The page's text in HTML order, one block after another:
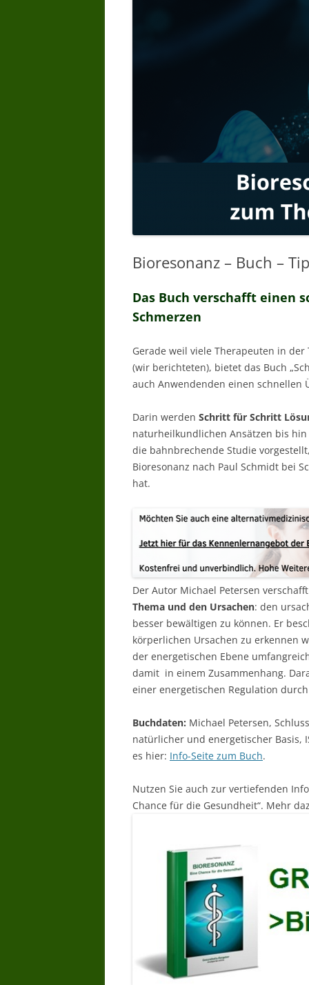
ERFAHRUNG
BIORESONANZ WAS WIRD
GEMACHT –
BIORESONANZTHERAPIE WIE
Bioresonanz – Buch –
Das Buch verschafft einen
Schmerzen
Gerade weil viele Therapeuten in
(wir berichteten), bietet das Buch
auch Anwendenden einen schnellen
Darin werden Schritt für Schritt
naturheilkundlichen Ansätzen bis
die bahnbrechende Studie
Bioresonanz nach Paul Schmidt bei
hat.
Der Autor Michael Petersen
Thema und den Ursachen: den
besser bewältigen zu können. Er
körperlichen Ursachen zu erkennen
der energetischen Ebene
damit in einem Zusammenhang.
einer energetischen Regulation
Buchdaten: Michael Petersen,
natürlicher und energetischer Basis,
es hier: Info-Seite zum Buch.
Nutzen Sie auch zur vertiefenden
Chance für die Gesundheit“. Mehr